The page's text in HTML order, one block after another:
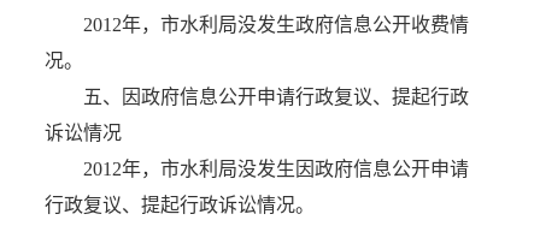
2012年，市水利局没发生政府信息公开收费情
况。
五、因政府信息公开申请行政复议、提起行政
诉讼情况
2012年，市水利局没发生因政府信息公开申请
行政复议、提起行政诉讼情况。